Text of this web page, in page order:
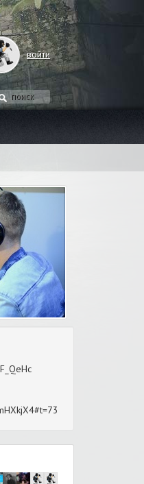
войти